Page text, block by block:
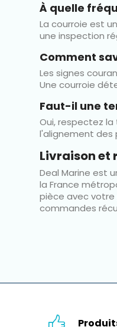
À quelle
La courroie est
une inspection
Comment
Les signes
Une courroie
Faut-il une
Oui, respectez
l'alignement des
Livraison et
Deal Marine est
la France
pièce avec
commandes